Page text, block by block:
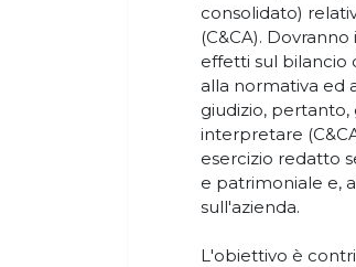
consolidato)
(C&CA).
effetti sul bilancio
alla normativa ed
giudizio, pertanto,
interpretare
esercizio redatto
e patrimoniale e,
sull'azienda.
L'obiettivo è